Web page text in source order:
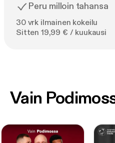
Peru milloin tahansa
30 vrk ilmainen kokeilu
Sitten 19,99 € / kuukausi
Vain